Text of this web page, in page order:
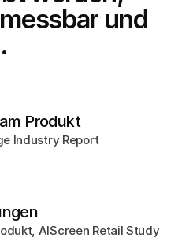
und
Produkt
Industry Report
AIScreen Retail Study